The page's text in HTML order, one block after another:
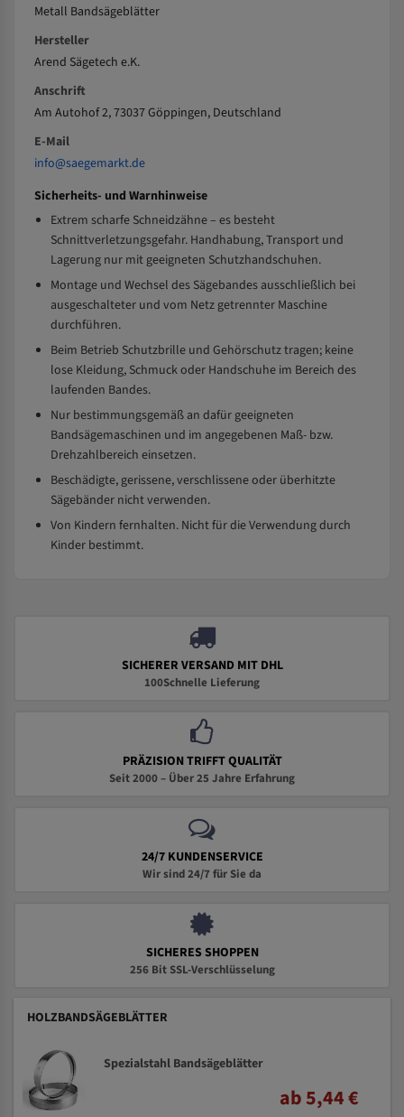
Metall Bandsägeblätter
Hersteller
Arend Sägetech e.K.
Anschrift
Am Autohof 2, 73037 Göppingen, Deutschland
E-Mail
info@saegemarkt.de
Sicherheits- und Warnhinweise
Extrem scharfe Schneidzähne – es besteht
Schnittverletzungsgefahr. Handhabung, Transport und
Lagerung nur mit geeigneten Schutzhandschuhen.
Montage und Wechsel des Sägebandes ausschließlich bei
ausgeschalteter und vom Netz getrennter Maschine
durchführen.
Beim Betrieb Schutzbrille und Gehörschutz tragen; keine
lose Kleidung, Schmuck oder Handschuhe im Bereich des
laufenden Bandes.
Nur bestimmungsgemäß an dafür geeigneten
Bandsägemaschinen und im angegebenen Maß- bzw.
Drehzahlbereich einsetzen.
Beschädigte, gerissene, verschlissene oder überhitzte
Sägebänder nicht verwenden.
Von Kindern fernhalten. Nicht für die Verwendung durch
Kinder bestimmt.
SICHERER VERSAND MIT DHL
100Schnelle Lieferung
PRÄZISION TRIFFT QUALITÄT
Seit 2000 – Über 25 Jahre Erfahrung
24/7 KUNDENSERVICE
Wir sind 24/7 für Sie da
SICHERES SHOPPEN
256 Bit SSL-Verschlüsselung
HOLZBANDSÄGEBLÄTTER
Spezialstahl Bandsägeblätter
ab 5,44 €